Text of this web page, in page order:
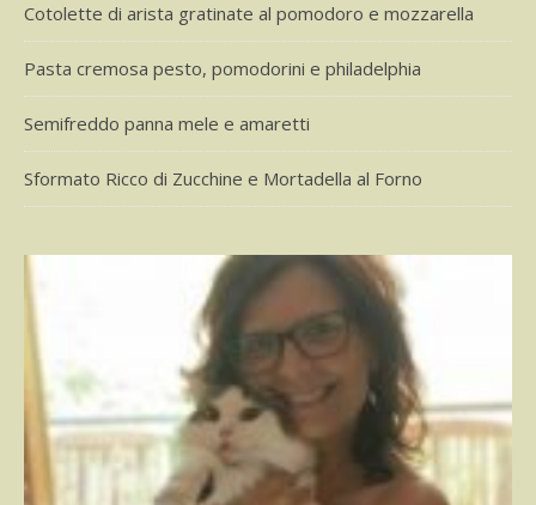
Cotolette di arista gratinate al pomodoro e mozzarella
Pasta cremosa pesto, pomodorini e philadelphia
Semifreddo panna mele e amaretti
Sformato Ricco di Zucchine e Mortadella al Forno